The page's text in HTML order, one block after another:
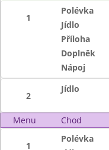
1
Polévka
Jídlo
Příloha
Doplněk
Nápoj
2
Jídlo
Menu Chod
1
Polévka